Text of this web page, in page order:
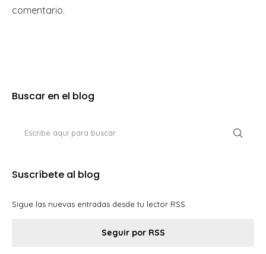
comentario.
Buscar en el blog
Suscríbete al blog
Sigue las nuevas entradas desde tu lector RSS.
Seguir por RSS